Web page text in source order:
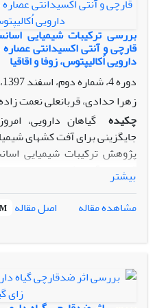
64/54 درصد کل اسانس
(44/3%) و کاریوفیلن­اکسید (62/5%) بودند.
بررسی ترکیبات شیمیایی
قارچی و آنتی اکسیدانتی
دارویی اُکالیپتوس، زوفا و اقاقیا
دوره 4، شماره دوم، اسفند 1397، صفحه
زهرا حدادی، قربانعلی نعمت
چکیده گیاهان دارویی،
جایگزینی برای آفت ­کش­های
پژوهش ترکیبات شیمیایی
قارچی و آنتی اکسیدانتی
دارویی اُکالیپتوس، زوفا و
معمولاً باعث آسیب­های غیر قابل
شوند، مورد بررسی قرار گرفته­
جمله؛ سه باکتری گرم مثبت،
قارچ با استفاده از روش
همچنین، فعالیت آنتی
بیشتر
مشاهده مقاله
اصل مقاله